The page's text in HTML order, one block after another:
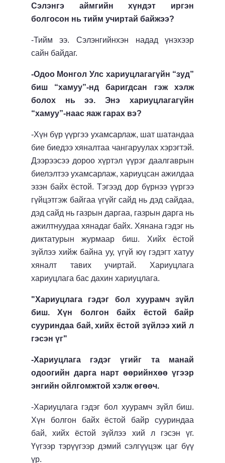
Сэлэнгэ аймгийн хүндэт иргэн
болгосон нь тийм учиртай байжээ?
-Тийм ээ. Сэлэнгийнхэн надад үнэхээр
сайн байдаг.
-Одоо Монгол Улс хариуцлагагүйн “зуд”
биш “хамуу”-нд баригдсан гэж хэлж
болох нь ээ. Энэ хариуцлагагүйн
“хамуу”-наас яаж гарах вэ?
-Хүн бүр үүргээ ухамсарлаж, шат шатандаа
бие биедээ хяналтаа чангаруулах хэрэгтэй.
Дээрээсээ дороо хүртэл үүрэг даалгаврын
биелэлтээ ухамсарлаж, хариуцсан ажилдаа
эзэн байх ёстой. Тэгээд дор бүрнээ үүргээ
гүйцэтгэж байгаа үгүйг сайд нь дэд сайдаа,
дэд сайд нь газрын даргаа, газрын дарга нь
ажилтнуудаа хянадаг байх. Хянана гэдэг нь
диктатурын журмаар биш. Хийх ёстой
зүйлээ хийж байна уу, үгүй юү гэдэгт хатуу
хяналт тавих учиртай. Хариуцлага
хариуцлага бас дахин хариуцлага.
"Хариуцлага гэдэг бол хуурамч зүйл
биш. Хүн болгон байх ёстой байр
сууриндаа бай, хийх ёстой зүйлээ хий л
гэсэн үг"
-Хариуцлага гэдэг үгийг та манай
одоогийн дарга нарт өөрийнхөө үгээр
энгийн ойлгомжтой хэлж өгөөч.
-Хариуцлага гэдэг бол хуурамч зүйл биш.
Хүн болгон байх ёстой байр сууриндаа
бай, хийх ёстой зүйлээ хий л гэсэн үг.
Үүгээр тэрүүгээр дэмий сэлгүүцэж цаг бүү
үр.